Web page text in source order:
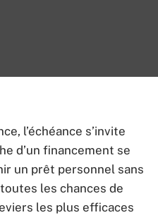
l’échéance s’invite
d’un financement se
un prêt personnel sans
les chances de
les plus efficaces